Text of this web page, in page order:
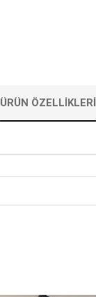
ÜRÜN ÖZELLIKLERI